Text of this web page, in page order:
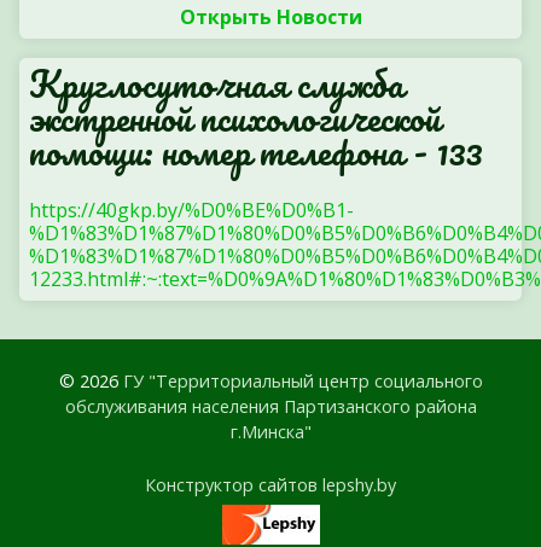
Открыть Новости
Круглосуточная служба
экстренной психологической
помощи: номер телефона - 133
https://40gkp.by/%D0%BE%D0%B1-
© 2026 ГУ "Территориальный центр социального
обслуживания населения Партизанского района
г.Минска"
Конструктор сайтов lepshy.by